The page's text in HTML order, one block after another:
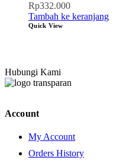
Rp332.000
Tambah ke keranjang
Quick View
Hubungi Kami
Account
My Account
Orders History